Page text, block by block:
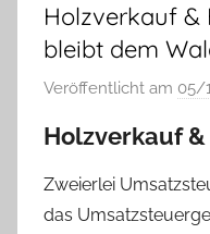
Holzverkauf &
bleibt dem
Veröffentlicht am 05/
Holzverkauf
Zweierlei
das